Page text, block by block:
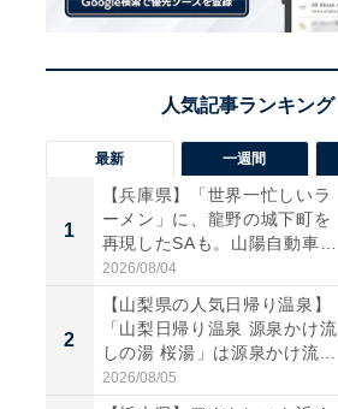
最新 一週間
1
【兵庫県】「世界一忙しいラ
ーメン」に、龍野の城下町を
再現したSAも。山陽自動車
道...
2026/08/04
2
【山梨県の人気日帰り温泉】
「山梨日帰り温泉 源泉かけ流
しの湯 桜湯」は源泉かけ流...
2026/08/05